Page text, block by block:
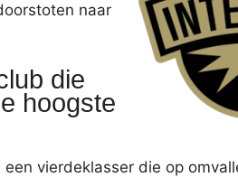
naar
die
hoogste
vierdeklasser die op